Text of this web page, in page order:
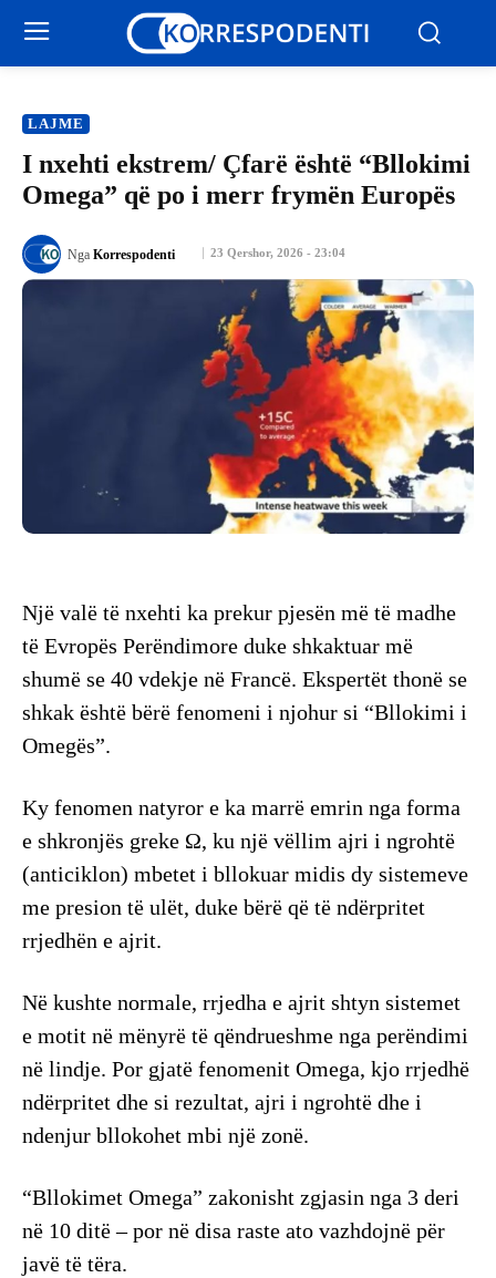
LAJME
I nxehti ekstrem/ Çfarë është “Bllokimi
Omega” që po i merr frymën Europës
23 Qershor, 2026 - 23:04
Nga Korrespodenti
Një valë të nxehti ka prekur pjesën më të madhe
të Evropës Perëndimore duke shkaktuar më
shumë se 40 vdekje në Francë. Ekspertët thonë se
shkak është bërë fenomeni i njohur si “Bllokimi i
Omegës”.
Ky fenomen natyror e ka marrë emrin nga forma
e shkronjës greke Ω, ku një vëllim ajri i ngrohtë
(anticiklon) mbetet i bllokuar midis dy sistemeve
me presion të ulët, duke bërë që të ndërpritet
rrjedhën e ajrit.
Në kushte normale, rrjedha e ajrit shtyn sistemet
e motit në mënyrë të qëndrueshme nga perëndimi
në lindje. Por gjatë fenomenit Omega, kjo rrjedhë
ndërpritet dhe si rezultat, ajri i ngrohtë dhe i
ndenjur bllokohet mbi një zonë.
“Bllokimet Omega” zakonisht zgjasin nga 3 deri
në 10 ditë – por në disa raste ato vazhdojnë për
javë të tëra.